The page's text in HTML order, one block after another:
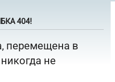
404!
перемещена в
не